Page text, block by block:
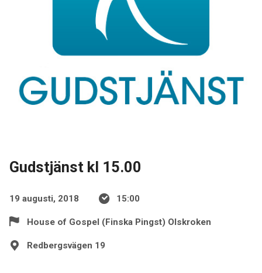
Gudstjänst kl 15.00
19 augusti, 2018 15:00
House of Gospel (Finska Pingst) Olskroken
Redbergsvägen 19